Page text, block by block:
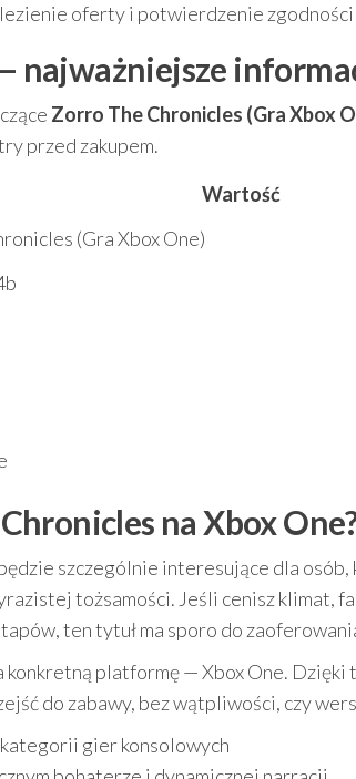
oferty i potwierdzenie zgodności
najważniejsze
Zorro The Chronicles (Gra Xbox
przed zakupem.
Wartość
(Gra Xbox One)
na Xbox
szczególnie interesujące dla
tożsamości. Jeśli cenisz klimat,
ten tytuł ma sporo do
konkretną platformę — Xbox One. Dzięki
do zabawy, bez wątpliwości, czy
gier konsolowych